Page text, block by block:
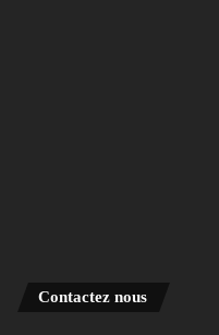
Contactez nous